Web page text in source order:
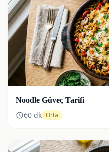
Noodle Güveç Tarifi
60 dk Orta